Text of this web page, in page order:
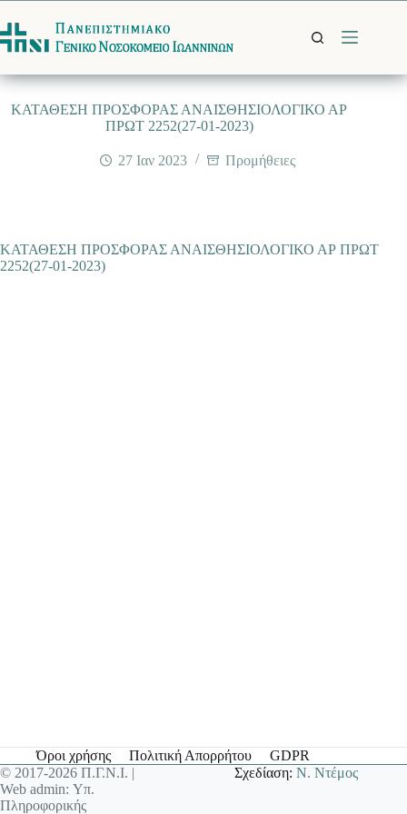
στο
περιεχόμενο
ΚΑΤΑΘΕΣΗ ΠΡΟΣΦΟΡΑΣ ΑΝΑΙΣΘΗΣΙΟΛΟΓΙΚΟ ΑΡ
ΠΡΩΤ 2252(27-01-2023)
27 Ιαν 2023 Προμήθειες
ΚΑΤΑΘΕΣΗ ΠΡΟΣΦΟΡΑΣ ΑΝΑΙΣΘΗΣΙΟΛΟΓΙΚΟ ΑΡ ΠΡΩΤ
2252(27-01-2023)
Όροι χρήσης Πολιτική Απορρήτου
GDPR
© 2017-2026 Π.Γ.Ν.Ι. |
Web admin: Υπ.
Πληροφορικής
Σχεδίαση:Ν. Ντέμος